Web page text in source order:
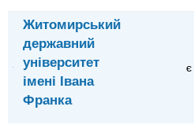
Житомирський
державний
університет
імені Івана
Франка
є